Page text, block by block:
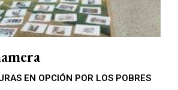
EN OPCIÓN POR LOS POBRES